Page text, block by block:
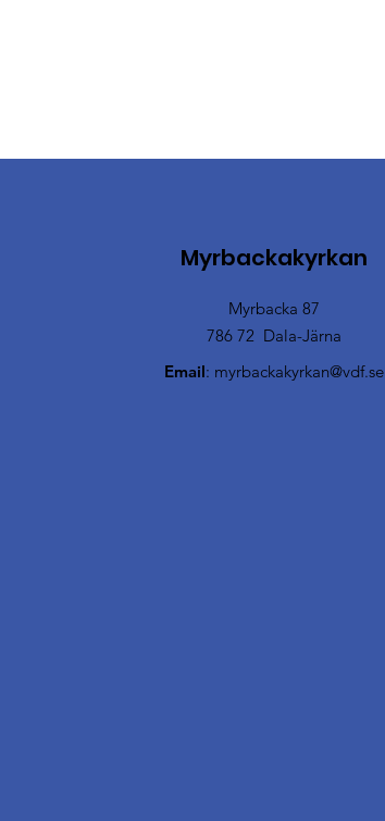
Myrbackakyrkan
Email: myrbackakyrkan@vdf.se
Myrbacka 87
786 72 Dala-Järna